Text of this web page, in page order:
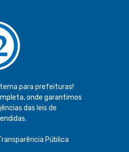
para prefeituras!
onde garantimos
das leis de
Pública